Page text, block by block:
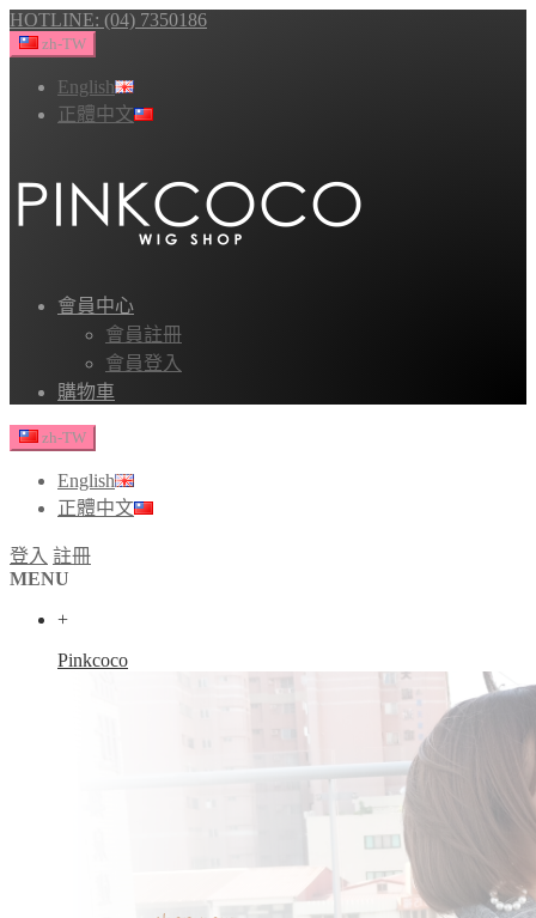
HOTLINE: (04) 7350186
zh-TW
English
正體中文
會員中心
會員註冊
會員登入
購物車
zh-TW
English
正體中文
登入 註冊
MENU
+
Pinkcoco